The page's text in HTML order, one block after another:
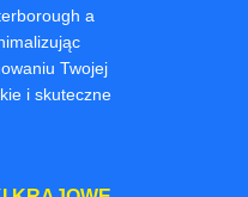
a
Twojej
i skuteczne